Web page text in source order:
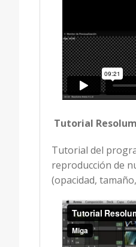
Tutorial
Tutorial del
reproducción de
(opacidad,